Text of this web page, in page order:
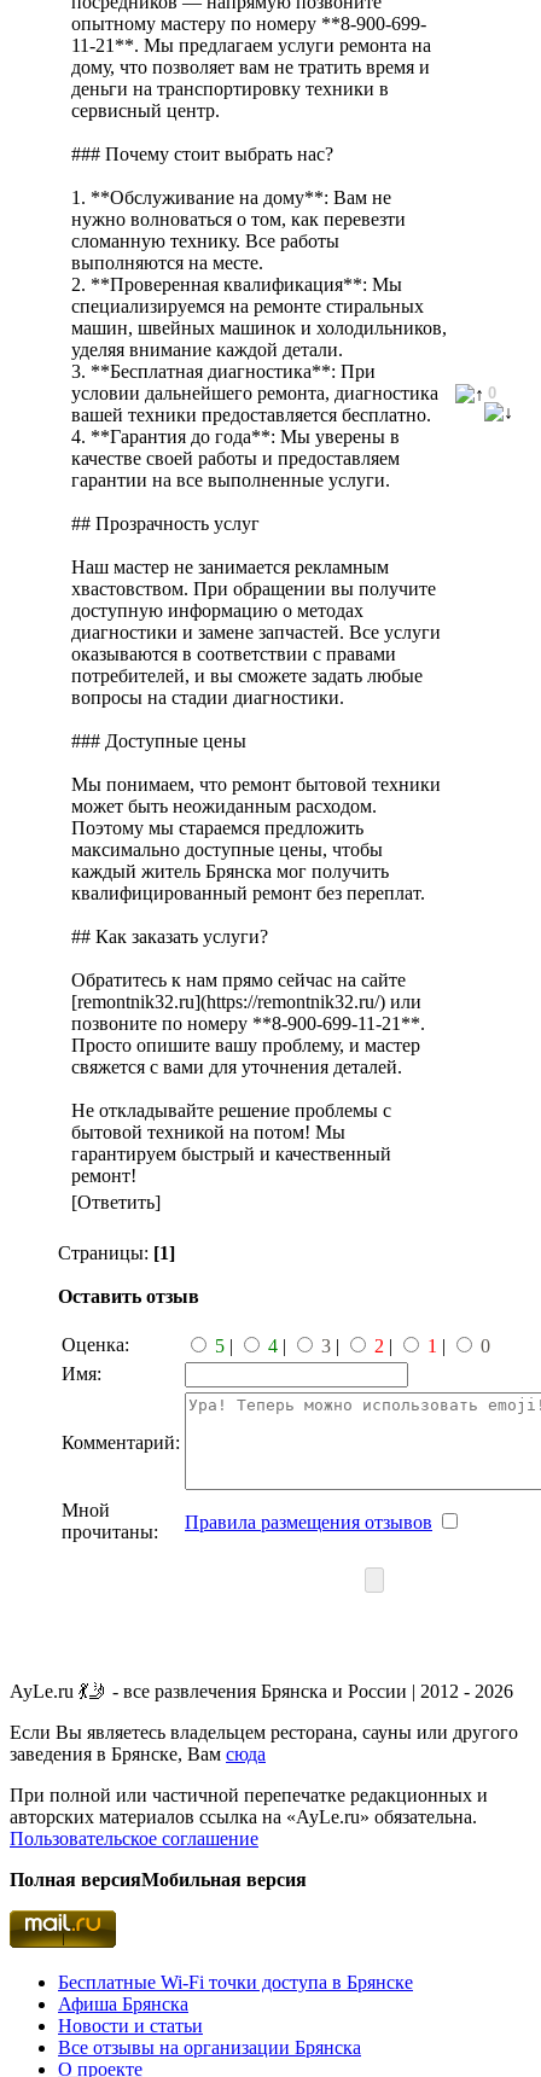
опытному мастеру по номеру **8-900-699-
11-21**. Мы предлагаем услуги ремонта на
дому, что позволяет вам не тратить время и
деньги на транспортировку техники в
сервисный центр.
### Почему стоит выбрать нас?
1. **Обслуживание на дому**: Вам не
нужно волноваться о том, как перевезти
сломанную технику. Все работы
выполняются на месте.
2. **Проверенная квалификация**: Мы
специализируемся на ремонте стиральных
машин, швейных машинок и холодильников,
уделяя внимание каждой детали.
3. **Бесплатная диагностика**: При
условии дальнейшего ремонта, диагностика
вашей техники предоставляется бесплатно.
4. **Гарантия до года**: Мы уверены в
качестве своей работы и предоставляем
гарантии на все выполненные услуги.
## Прозрачность услуг
Наш мастер не занимается рекламным
хвастовством. При обращении вы получите
доступную информацию о методах
диагностики и замене запчастей. Все услуги
оказываются в соответствии с правами
потребителей, и вы сможете задать любые
вопросы на стадии диагностики.
### Доступные цены
Мы понимаем, что ремонт бытовой техники
может быть неожиданным расходом.
Поэтому мы стараемся предложить
максимально доступные цены, чтобы
каждый житель Брянска мог получить
квалифицированный ремонт без переплат.
## Как заказать услуги?
Обратитесь к нам прямо сейчас на сайте
[remontnik32.ru](https://remontnik32.ru/) или
позвоните по номеру **8-900-699-11-21**.
Просто опишите вашу проблему, и мастер
свяжется с вами для уточнения деталей.
Не откладывайте решение проблемы с
бытовой техникой на потом! Мы
гарантируем быстрый и качественный
ремонт!
[Ответить]
0
Страницы: [1]
Оставить отзыв
Оценка: 5 | 4 | 3 | 2 | 1 |
0
Имя:
Комментарий:
Мной
прочитаны:
Правила размещения отзывов
AyLe.ru 💃🤳 - все развлечения Брянска и России | 2012 - 2026
Если Вы являетесь владельцем ресторана, сауны или другого
заведения в Брянске, Вам сюда
При полной или частичной перепечатке редакционных и
авторских материалов ссылка на «AyLe.ru» обязательна.
Пользовательское соглашение
Полная версияМобильная версия
Бесплатные Wi-Fi точки доступа в Брянске
Афиша Брянска
Новости и статьи
Все отзывы на организации Брянска
О проекте